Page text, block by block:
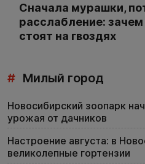
Сначала мурашки,
расслабление:
стоят на гвоздях
# Милый город
Новосибирский зоопарк
урожая от дачников
Настроение августа: в
великолепные гортензии